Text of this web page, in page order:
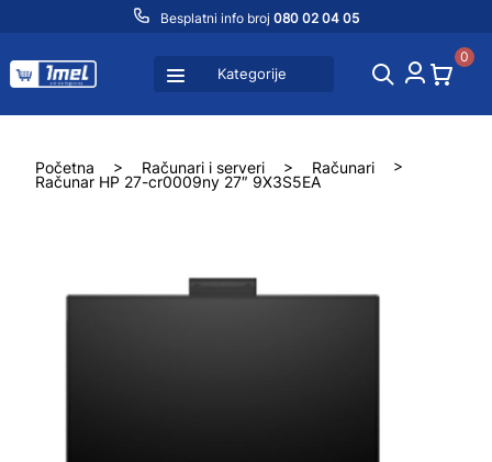
Besplatni info broj 080 02 04 05
Kategorije
0
Početna > Računari i serveri > Računari
>
Računar HP 27-cr0009ny 27″ 9X3S5EA